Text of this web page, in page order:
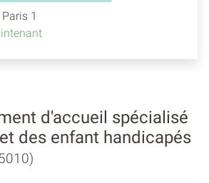
1
d'accueil spécialisé
des enfant handicapés